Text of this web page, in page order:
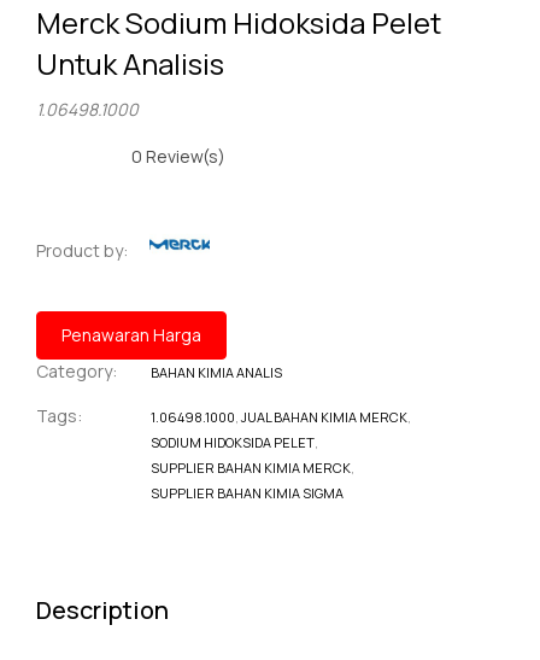
Merck Sodium Hidoksida Pelet
Untuk Analisis
1.06498.1000
0 Review(s)
Product by:
Penawaran Harga
Category:
BAHAN KIMIA ANALIS
Tags: 1.06498.1000 ,JUAL BAHAN KIMIA MERCK
SODIUM HIDOKSIDA PELET
SUPPLIER BAHAN KIMIA MERCK
SUPPLIER BAHAN KIMIA SIGMA
Description